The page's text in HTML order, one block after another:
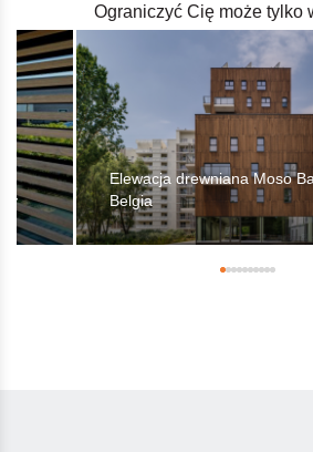
Ograniczyć Cię może tylko
Elewacja drewniana Moso
Belgia